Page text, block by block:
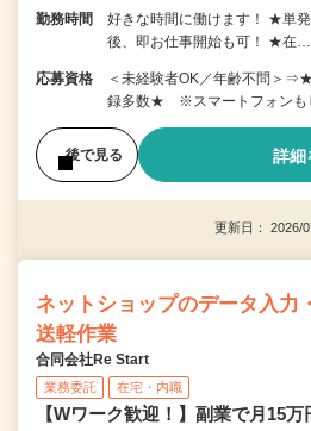
勤務時間
好きな時間に働けます！ ★単
後、即お仕事開始も可！ ★在…
応募資格
＜未経験者OK／年齢不問＞
録多数★ ※スマートフォンも
後で見る 詳細
更新日： 2026/
ネットショップのデータ入力
送軽作業
合同会社Re Start
業務委託 在宅・内職
【Wワーク歓迎！】副業で月15